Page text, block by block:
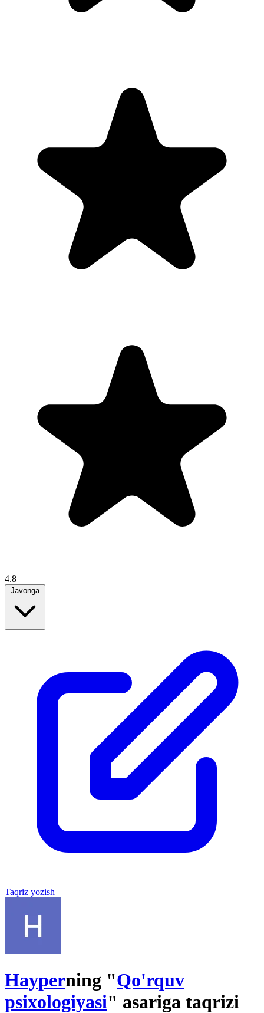
4.8
Javonga
Taqriz yozish
Hayperning "Qo'rquv
psixologiyasi" asariga taqrizi